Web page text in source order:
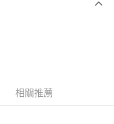
相關推薦